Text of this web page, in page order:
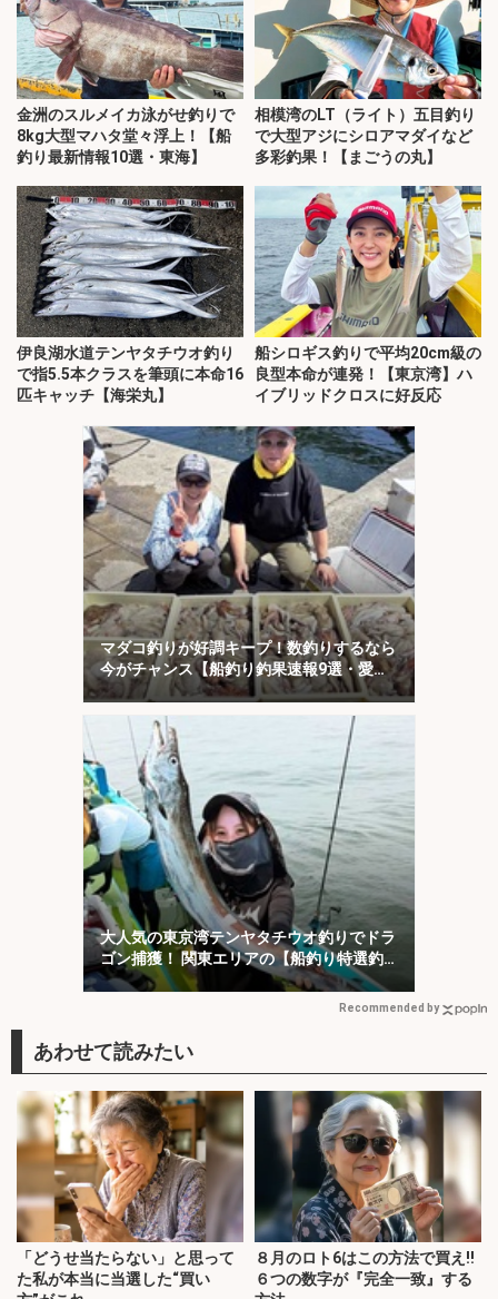
金洲のスルメイカ泳がせ釣りで
8kg大型マハタ堂々浮上！【船
釣り最新情報10選・東海】
相模湾のLT（ライト）五目釣り
で大型アジにシロアマダイなど
多彩釣果！【まごうの丸】
伊良湖水道テンヤタチウオ釣り
で指5.5本クラスを筆頭に本命16
匹キャッチ【海栄丸】
船シロギス釣りで平均20cm級の
良型本命が連発！【東京湾】ハ
イブリッドクロスに好反応
マダコ釣りが好調キープ！数釣りするなら
今がチャンス【船釣り釣果速報9選・愛
知】
大人気の東京湾テンヤタチウオ釣りでドラ
ゴン捕獲！ 関東エリアの【船釣り特選釣
果7選】
Recommended by
「どうせ当たらない」と思って
た私が本当に当選した“買い
８月のロト6はこの方法で買え!!
６つの数字が『完全一致』する